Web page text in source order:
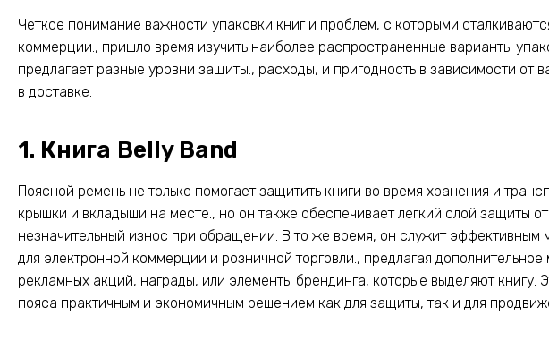
Четкое понимание важности упаковки книг и проблем, с которыми
коммерции., пришло время изучить наиболее распространенные варианты
предлагает разные уровни защиты., расходы, и пригодность в зависимости от
в доставке.
1. Книга Belly Band
Поясной ремень не только помогает защитить книги во время хранения и
крышки и вкладыши на месте., но он также обеспечивает легкий слой защиты
незначительный износ при обращении. В то же время, он служит эффективным
для электронной коммерции и розничной торговли., предлагая
рекламных акций, награды, или элементы брендинга, которые выделяют книгу.
пояса практичным и экономичным решением как для защиты, так и для